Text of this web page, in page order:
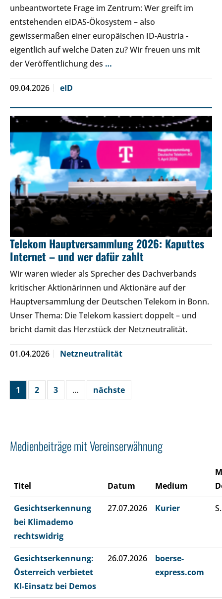
unbeantwortete Frage im Zentrum: Wer greift im
entstehenden eIDAS-Ökosystem – also
gewissermaßen einer europäischen ID-Austria -
eigentlich auf welche Daten zu? Wir freuen uns mit
der Veröffentlichung des …
09.04.2026 eID
Telekom Hauptversammlung 2026: Kaputtes
Internet – und wer dafür zahlt
Wir waren wieder als Sprecher des Dachverbands
kritischer Aktionärinnen und Aktionäre auf der
Hauptversammlung der Deutschen Telekom in Bonn.
Unser Thema: Die Telekom kassiert doppelt – und
bricht damit das Herzstück der Netzneutralität.
01.04.2026 Netzneutralität
1 2 3 … nächste
Medienbeiträge mit Vereinserwähnung
Titel Datum Medium
Gesichtserkennung
bei Klimademo
rechtswidrig
27.07.2026 Kurier
Gesichtserkennung:
Österreich verbietet
KI-Einsatz bei Demos
26.07.2026
boerse-
express.com